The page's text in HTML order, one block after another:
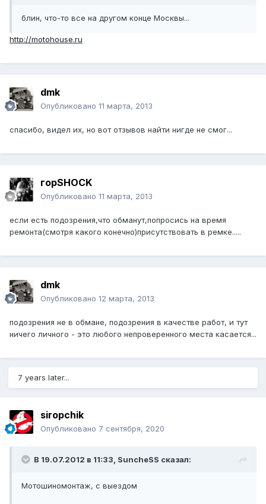
блин, что-то все на другом конце Москвы...
http://motohouse.ru
dmk
Опубликовано 11 марта, 2013
спасибо, видел их, но вот отзывов найти нигде не смог...
горSHOCK
Опубликовано 11 марта, 2013
если есть подозрения,что обманут,попросись на время
ремонта(смотря какого конечно)присутствовать в ремке.....
dmk
Опубликовано 12 марта, 2013
подозрения не в обмане, подозрения в качестве работ, и тут
ничего личного - это любого непроверенного места касается...
7 years later...
siropchik
Опубликовано 7 сентября, 2020
В 19.07.2012 в 11:33, SuncheSS сказал:
Мотошиномонтаж, с выездом